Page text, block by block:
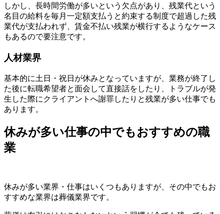
しかし、長時間労働が多いという欠点があり、残業代という
名目の給料を毎月一定額支払うと約束する制度で超過した残
業代が支払われず、賃金不払い残業が横行するようなケース
もあるので要注意です。
人材業界
基本的に土日・祝日が休みとなっていますが、業務が終了し
た後に転職希望者と面会して直接話をしたり、トラブルが発
生した際にクライアントへ謝罪したりと残業が多い仕事でも
あります。
休みが多い仕事の中でもおすすめの職
業
休みが多い業界・仕事はいくつもありますが、その中でもお
すすめな業界は葬儀業界です。